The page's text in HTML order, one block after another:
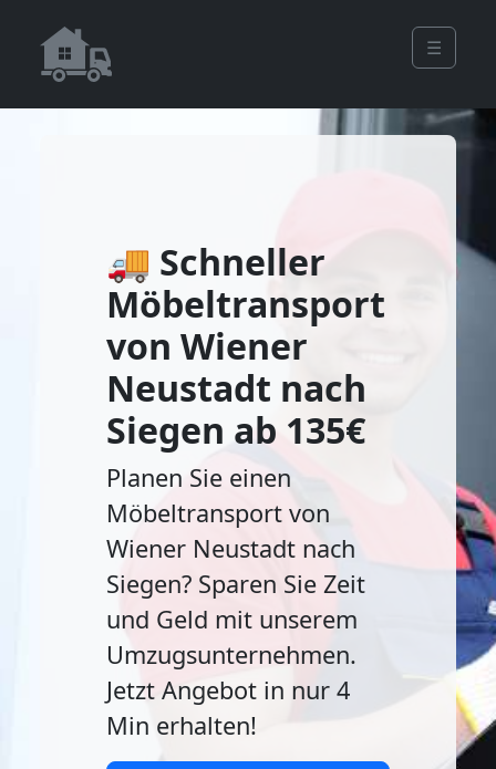
☰
🚚 Schneller
Möbeltransport
von Wiener
Neustadt nach
Siegen ab 135€
Planen Sie einen
Möbeltransport von
Wiener Neustadt nach
Siegen? Sparen Sie Zeit
und Geld mit unserem
Umzugsunternehmen.
Jetzt Angebot in nur 4
Min erhalten!